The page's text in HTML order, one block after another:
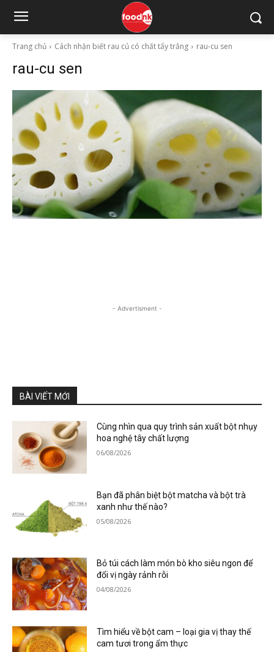
Trang chủ Cách nhận biết rau củ có chất tẩy trắng rau-cu sen
rau-cu sen
- Advertisment -
BÀI VIẾT MỚI
Cùng nhìn qua quy trình sản xuất bột nhụy
hoa nghệ tây chất lượng
06/08/2026
Bạn đã phân biệt bột matcha và bột trà
xanh như thế nào?
05/08/2026
Bỏ túi cách làm món bò kho siêu ngon để
đổi vị ngày rảnh rỗi
04/08/2026
Tìm hiểu về bột cam – loại gia vị thay thế
cam tươi trong ẩm thực